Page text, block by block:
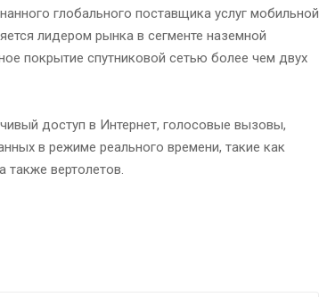
глобального поставщика услуг мобильной
лидером рынка в сегменте наземной
покрытие спутниковой сетью более чем двух
доступ в Интернет, голосовые вызовы,
в режиме реального времени, такие как
также вертолетов.